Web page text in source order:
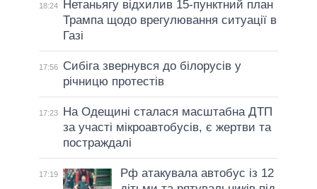
18:24
Нетаньягу відхилив 15-пунктний план
Трампа щодо врегулювання ситуації в
Газі
17:56
Сибіга звернувся до білорусів у
річницю протестів
17:23
На Одещині сталася масштабна ДТП
за участі мікроавтобусів, є жертви та
постраждалі
17:19
Рф атакувала автобус із 12